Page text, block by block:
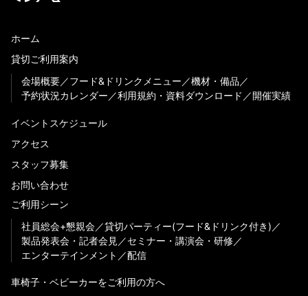
ホーム
貸切ご利用案内
会場概要
フード&ドリンクメニュー
機材・備品
予約状況カレンダー
利用規約・資料ダウンロード 開催実績
イベントスケジュール
アクセス
スタッフ募集
お問い合わせ
ご利用シーン
社員総会+懇親会
貸切パーティー(フード&ドリンク付き)
製品発表会・記者会見
セミナー・講演会・研修
エンターテインメント
配信
車椅子・ベビーカーをご利用の方へ